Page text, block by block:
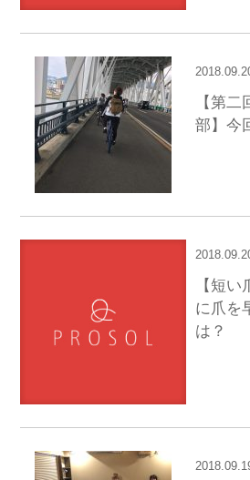
【第
部】今
【短
に爪を
は？